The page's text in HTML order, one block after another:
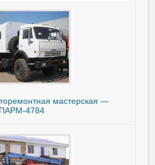
мастерская —
ПАРМ-4784